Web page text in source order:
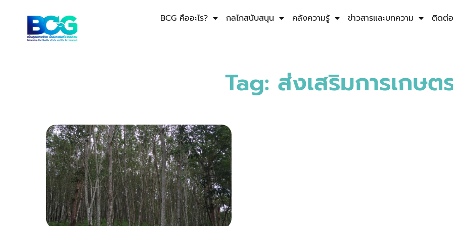
BCG คืออะไร? กลไกสนับสนุน คลังความรู้ ข่าวสารและบทความ ติดต่อ
Tag: ส่งเสริมการเกษต